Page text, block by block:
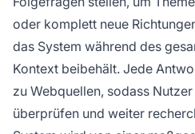
oder komplett neue
das System während des
Kontext beibehält. Jede
zu Webquellen, sodass
überprüfen und weiter